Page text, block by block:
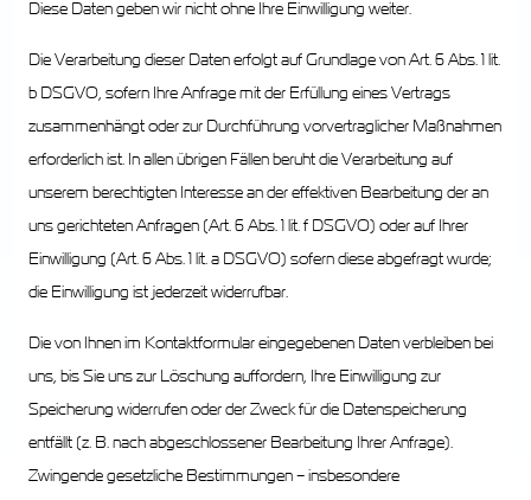
Diese Daten geben wir nicht ohne Ihre Einwilligung weiter.
Die Verarbeitung dieser Daten erfolgt auf Grundlage von Art. 6 Abs. 1 lit.
b DSGVO, sofern Ihre Anfrage mit der Erfüllung eines Vertrags
zusammenhängt oder zur Durchführung vorvertraglicher Maßnahmen
erforderlich ist. In allen übrigen Fällen beruht die Verarbeitung auf
unserem berechtigten Interesse an der effektiven Bearbeitung der an
uns gerichteten Anfragen (Art. 6 Abs. 1 lit. f DSGVO) oder auf Ihrer
Einwilligung (Art. 6 Abs. 1 lit. a DSGVO) sofern diese abgefragt wurde;
die Einwilligung ist jederzeit widerrufbar.
Die von Ihnen im Kontaktformular eingegebenen Daten verbleiben bei
uns, bis Sie uns zur Löschung auffordern, Ihre Einwilligung zur
Speicherung widerrufen oder der Zweck für die Datenspeicherung
entfällt (z. B. nach abgeschlossener Bearbeitung Ihrer Anfrage).
Zwingende gesetzliche Bestimmungen – insbesondere